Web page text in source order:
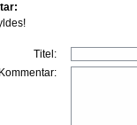
Titel:
Kommentar: